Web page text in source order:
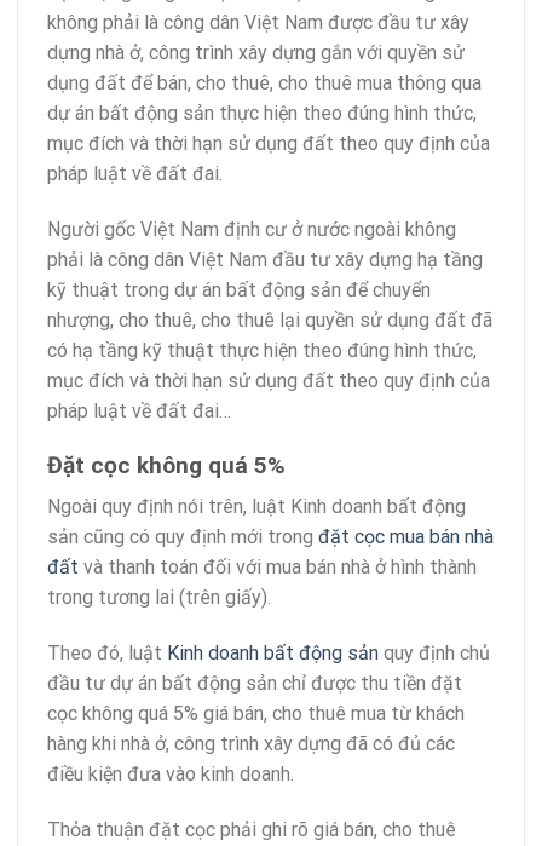
không phải là công dân Việt Nam được đầu tư xây
dựng nhà ở, công trình xây dựng gắn với quyền sử
dụng đất để bán, cho thuê, cho thuê mua thông qua
dự án bất động sản thực hiện theo đúng hình thức,
mục đích và thời hạn sử dụng đất theo quy định của
pháp luật về đất đai.
Người gốc Việt Nam định cư ở nước ngoài không
phải là công dân Việt Nam đầu tư xây dựng hạ tầng
kỹ thuật trong dự án bất động sản để chuyển
nhượng, cho thuê, cho thuê lại quyền sử dụng đất đã
có hạ tầng kỹ thuật thực hiện theo đúng hình thức,
mục đích và thời hạn sử dụng đất theo quy định của
pháp luật về đất đai…
Đặt cọc không quá 5%
Ngoài quy định nói trên, luật Kinh doanh bất động
sản cũng có quy định mới trong đặt cọc mua bán nhà
đất và thanh toán đối với mua bán nhà ở hình thành
trong tương lai (trên giấy).
Theo đó, luật Kinh doanh bất động sản quy định chủ
đầu tư dự án bất động sản chỉ được thu tiền đặt
cọc không quá 5% giá bán, cho thuê mua từ khách
hàng khi nhà ở, công trình xây dựng đã có đủ các
điều kiện đưa vào kinh doanh.
Thỏa thuận đặt cọc phải ghi rõ giá bán, cho thuê